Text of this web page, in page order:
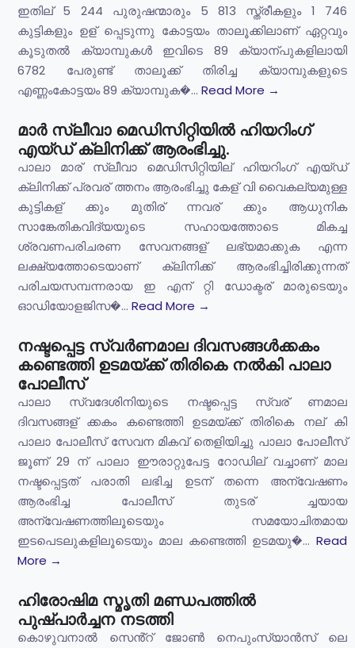
ഇതില് 5 244 പുരുഷന്മാരും 5 813 സ്ത്രീകളും 1 746
കുട്ടികളും ഉള് പ്പെടുന്നു കോട്ടയം താലൂക്കിലാണ് ഏറ്റവും
കൂടുതൽ ക്യാമ്പുകൾ ഇവിടെ 89 ക്യാന്പുകളിലായി
6782 പേരുണ്ട് താലൂക്ക് തിരിച്ച ക്യാമ്പുകളുടെ
എണ്ണംകോട്ടയം 89 ക്യാമ്പുക�... Read More →
മാര്‍ സ്ലീവാ മെഡിസിറ്റിയില്‍ ഹിയറിംഗ്
എയ്ഡ് ക്ലിനിക്ക് ആരംഭിച്ചു.
പാലാ മാര് സ്ലീവാ മെഡിസിറ്റിയില് ഹിയറിംഗ് എയ്ഡ്
ക്ലിനിക്ക് പ്രവര് ത്തനം ആരംഭിച്ചു കേള് വി വൈകല്യമുള്ള
കുട്ടികള് ക്കും മുതിര് ന്നവര് ക്കും ആധുനിക
സാങ്കേതികവിദ്യയുടെ സഹായത്തോടെ മികച്ച
ശ്രവണപരിചരണ സേവനങ്ങള് ലഭ്യമാക്കുക എന്ന
ലക്ഷ്യത്തോടെയാണ് ക്ലിനിക്ക് ആരംഭിച്ചിരിക്കുന്നത്
പരിചയസമ്പന്നരായ ഇ എന് റ്റി ഡോക്ടര് മാരുടെയും
ഓഡിയോളജിസ�... Read More →
നഷ്ടപ്പെട്ട സ്വര്‍ണമാല ദിവസങ്ങള്‍ക്കകം
കണ്ടെത്തി ഉടമയ്ക്ക് തിരികെ നല്‍കി പാലാ
പോലീസ്
പാലാ സ്വദേശിനിയുടെ നഷ്ടപ്പെട്ട സ്വര് ണമാല
ദിവസങ്ങള് ക്കകം കണ്ടെത്തി ഉടമയ്ക്ക് തിരികെ നല് കി
പാലാ പോലീസ് സേവന മികവ് തെളിയിച്ചു പാലാ പോലീസ്
ജൂണ് 29 ന് പാലാ ഈരാറ്റുപേട്ട റോഡില് വച്ചാണ് മാല
നഷ്ടപ്പെട്ടത് പരാതി ലഭിച്ച ഉടന് തന്നെ അന്വേഷണം
ആരംഭിച്ച പോലീസ് തുടര് ച്ചയായ
അന്വേഷണത്തിലൂടെയും സമയോചിതമായ
ഇടപെടലുകളിലൂടെയും മാല കണ്ടെത്തി ഉടമയു�... Read
More →
ഹിരോഷിമ സ്മൃതി മണ്ഡപത്തിൽ
പുഷ്പാർച്ചന നടത്തി
കൊഴുവനാൽ സെൻ്റ് ജോൺ നെപുംസ്യാൻസ് ലെ